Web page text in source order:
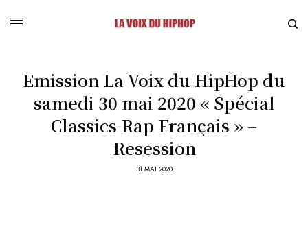
Emission La Voix du HipHop du
samedi 30 mai 2020 « Spécial
Classics Rap Français » –
Resession
31 MAI 2020